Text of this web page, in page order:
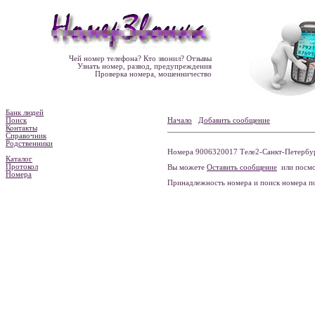
Чей номер телефона? Кто звонил? Отзывы
Узнать номер, развод, предупреждения
Проверка номера, мошенничество
Банк людей
Поиск
Контакты
Справочник
Родственники
Каталог
Протокол
Номера
Начало Добавить сообщение
Номера 9006320017 Теле2-Санкт-
Вы можете Оставить сообщение или
Принадлежность номера и поиск номера